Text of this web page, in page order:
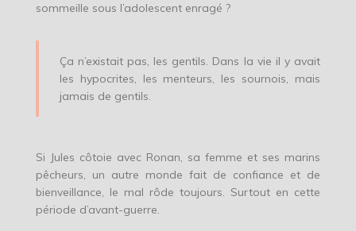
sommeille sous l’adolescent enragé ?
Ça n’existait pas, les gentils. Dans la vie il y avait
les hypocrites, les menteurs, les sournois, mais
jamais de gentils.
Si Jules côtoie avec Ronan, sa femme et ses marins
pêcheurs, un autre monde fait de confiance et de
bienveillance, le mal rôde toujours. Surtout en cette
période d’avant-guerre.